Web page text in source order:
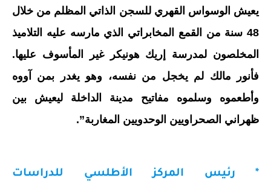
يعيش الوسواس القهري للسجن الذاتي المظلم من خلال
48 سنة من القمع المخابراتي الذي مارسه عليه التلاميذ
المخلصون لمدرسة إريك هونيكر غير المأسوف عليها.
فأنور مالك لم يخجل من نفسه، وهو يغدر بمن آووه
وأطعموه وسلموه مفاتيح مدينة الداخلة ليعيش بين
ظهراني الصحراويين الوحدويين المغاربة”.
* رئيس المركز الأطلسي للدراسات